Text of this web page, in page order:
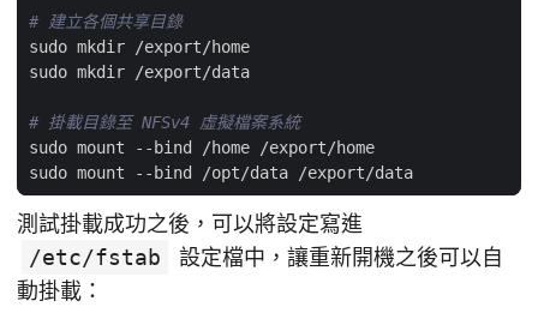
# 建立各個共享目錄
# 掛載目錄至 NFSv4 虛擬檔案系統
測試掛載成功之後，可以將設定寫進
/etc/fstab
設定檔中，讓重新開機之後可以自
動掛載：